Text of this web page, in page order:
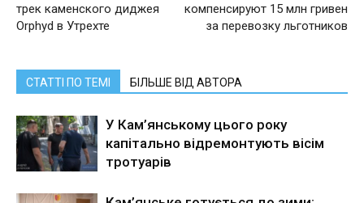
трек каменского диджея
Orphyd в Утрехте
компенсируют 15 млн гривен
за перевозку льготников
СТАТТІ ПО ТЕМІ БІЛЬШЕ ВІД АВТОРА
У Кам’янському цього року
капітально відремонтують вісім
тротуарів